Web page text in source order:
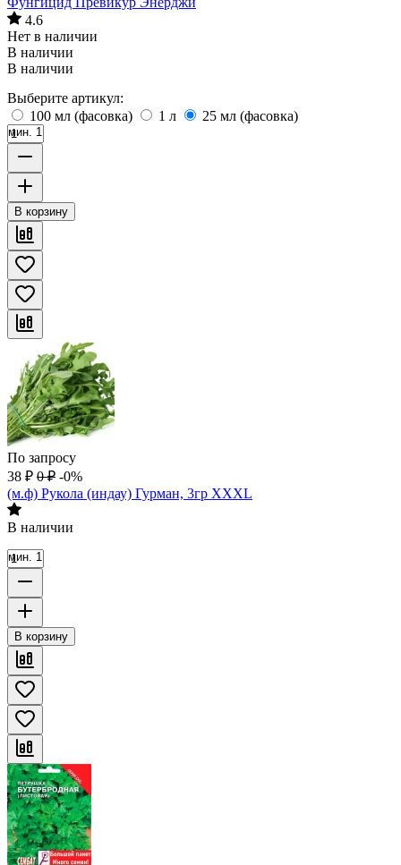
4.6
Нет в наличии
В наличии
В наличии
Выберите артикул:
100 мл (фасовка)
1 л 25 мл (фасовка)
мин. 1
В корзину
По запросу
38 ₽ 0 ₽ -0%
(м.ф) Рукола (индау) Гурман, 3гр XXXL
В наличии
мин. 1
В корзину